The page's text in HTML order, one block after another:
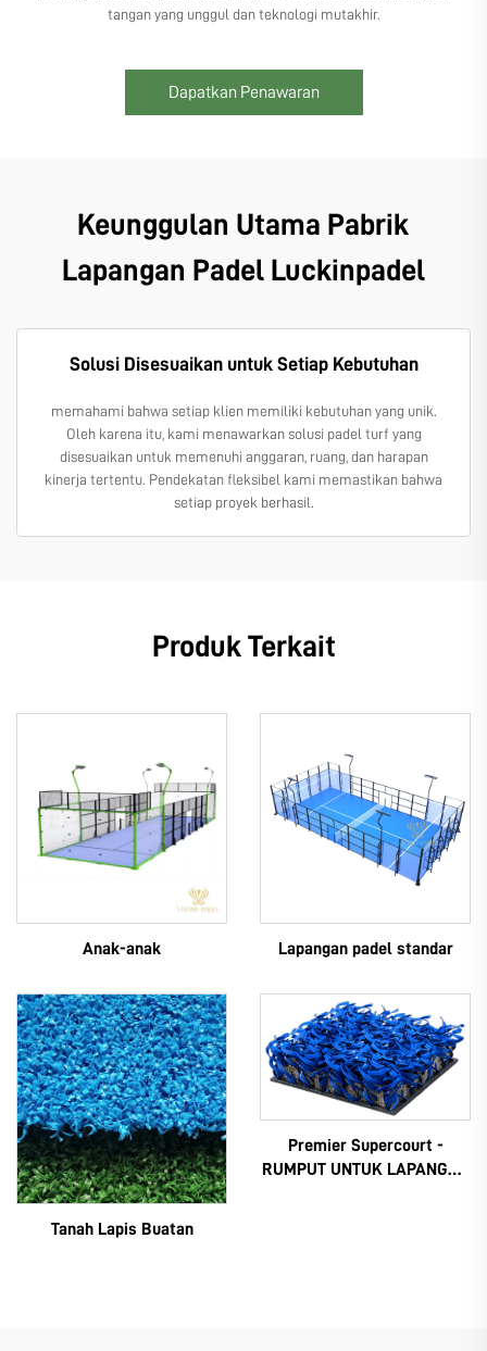
tangan yang unggul dan teknologi mutakhir.
Dapatkan Penawaran
Keunggulan Utama Pabrik
Lapangan Padel Luckinpadel
Solusi Disesuaikan untuk Setiap Kebutuhan
memahami bahwa setiap klien memiliki kebutuhan yang unik.
Oleh karena itu, kami menawarkan solusi padel turf yang
disesuaikan untuk memenuhi anggaran, ruang, dan harapan
kinerja tertentu. Pendekatan fleksibel kami memastikan bahwa
setiap proyek berhasil.
Produk Terkait
Anak-anak Lapangan padel standar
Tanah Lapis Buatan
Premier Supercourt -
RUMPUT UNTUK LAPANGAN